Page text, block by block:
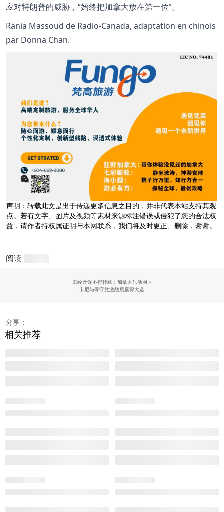
应对特朗普的威胁， 始终把加拿大放在第一位 。
Rania Massoud de Radio-Canada, adaptation en chinois
par Donna Chan.
声明：转载此文是出于传递更多信息之目的，并非代表本站支持其观
点。若有文字、图片及视频等素材来源标注错误或侵犯了您的合法权
益，请作者持权属证明与本网联系，我们将及时更正、删除，谢谢。
阅读
未经允许不得转载：加拿大乐活网 »
卡尼与保守党激战后赢得大选
分享：
相关推荐